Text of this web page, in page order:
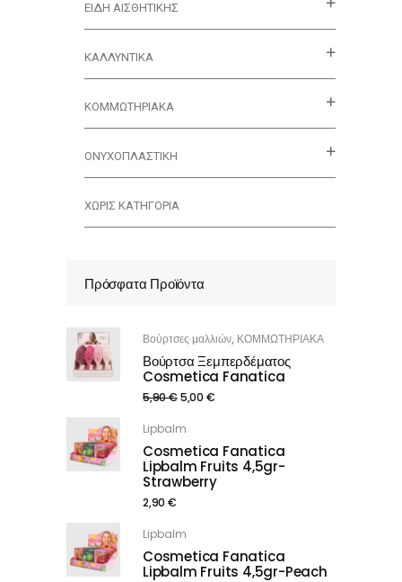
ΕΊΔΗ ΑΙΣΘΗΤΙΚΉΣ
ΚΑΛΛΥΝΤΙΚΆ
ΚΟΜΜΩΤΗΡΙΑΚΑ
ΟΝΥΧΟΠΛΑΣΤΙΚΗ
ΧΩΡΊΣ ΚΑΤΗΓΟΡΊΑ
Πρόσφατα Προϊόντα
Βούρτσες μαλλιών, ΚΟΜΜΩΤΗΡΙΑΚΑ
Βούρτσα Ξεμπερδέματος
Cosmetica Fanatica
5,90€5,00 €
Lipbalm
Cosmetica Fanatica
Lipbalm Fruits 4,5gr-
Strawberry
2,90 €
Lipbalm
Cosmetica Fanatica
Lipbalm Fruits 4,5gr-Peach